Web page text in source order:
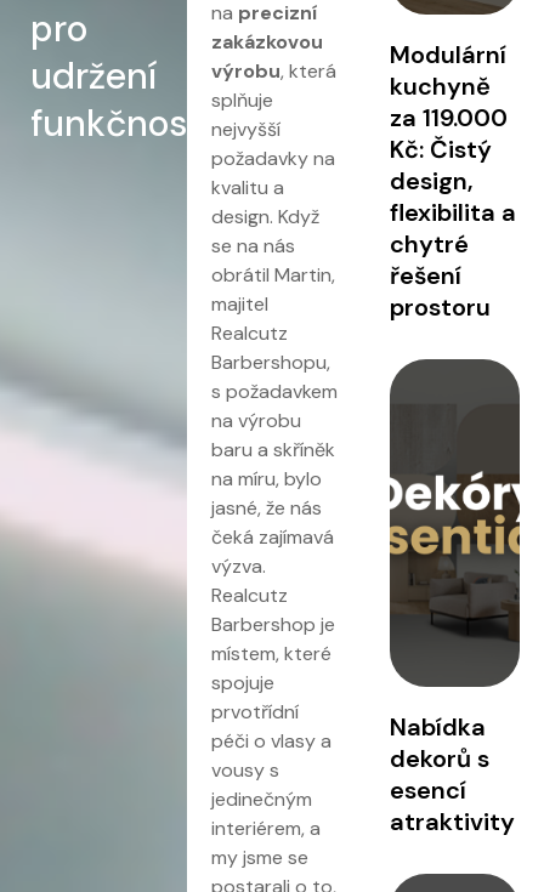
pro
udržení
funkčnosti
na precizní
zakázkovou
výrobu, která
splňuje
nejvyšší
požadavky na
kvalitu a
design. Když
se na nás
obrátil Martin,
majitel
Realcutz
Barbershopu,
s požadavkem
na výrobu
baru a skříněk
na míru, bylo
jasné, že nás
čeká zajímavá
výzva.
Realcutz
Barbershop je
místem, které
spojuje
prvotřídní
péči o vlasy a
vousy s
jedinečným
interiérem, a
my jsme se
postarali o to,
Modulární
kuchyně
za 119.000
Kč: Čistý
design,
flexibilita a
chytré
řešení
prostoru
Nabídka
dekorů s
esencí
atraktivity